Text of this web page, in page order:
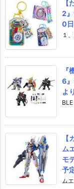
2
0
１
6
よ
ム
モ
予
ム